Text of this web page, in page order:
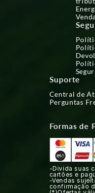
Suporte
Central de
Perguntas
Formas de
-Divida suas
cartões e
-Vendas
confirmação